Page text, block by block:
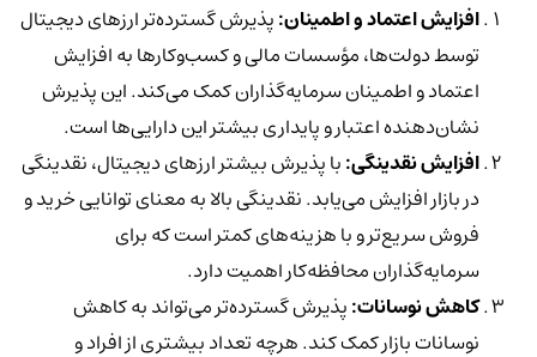
افزایش اعتماد و اطمینان:پذیرش گسترده‌تر ارزهای دیجیتال
توسط دولت‌ها، مؤسسات مالی و کسب‌وکارها به افزایش
اعتماد و اطمینان سرمایه‌گذاران کمک می‌کند. این پذیرش
نشان‌دهنده اعتبار و پایداری بیشتر این دارایی‌ها است.
افزایش نقدینگی:با پذیرش بیشتر ارزهای دیجیتال، نقدینگی
در بازار افزایش می‌یابد. نقدینگی بالا به معنای توانایی خرید و
فروش سریع‌تر و با هزینه‌های کمتر است که برای
سرمایه‌گذاران محافظه‌کار اهمیت دارد.
کاهش نوسانات:پذیرش گسترده‌تر می‌تواند به کاهش
نوسانات بازار کمک کند. هرچه تعداد بیشتری از افراد و